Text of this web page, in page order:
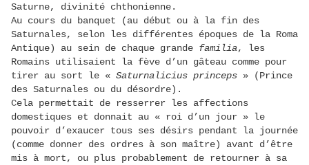
Saturne, divinité chthonienne.
Au cours du banquet (au début ou à la fin des
Saturnales, selon les différentes époques de la Roma
Antique) au sein de chaque grande familia, les
Romains utilisaient la fève d’un gâteau comme pour
tirer au sort le « Saturnalicius princeps » (Prince
des Saturnales ou du désordre).
Cela permettait de resserrer les affections
domestiques et donnait au « roi d’un jour » le
pouvoir d’exaucer tous ses désirs pendant la journée
(comme donner des ordres à son maître) avant d’être
mis à mort, ou plus probablement de retourner à sa